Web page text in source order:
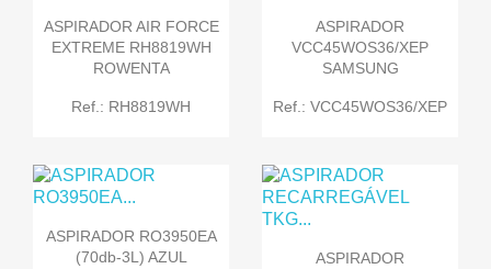
ASPIRADOR AIR FORCE
EXTREME RH8819WH
ROWENTA
Ref.: RH8819WH
ASPIRADOR
VCC45WOS36/XEP
SAMSUNG
Ref.: VCC45WOS36/XEP
ASPIRADOR RO3950EA
(70db-3L) AZUL
ASPIRADOR